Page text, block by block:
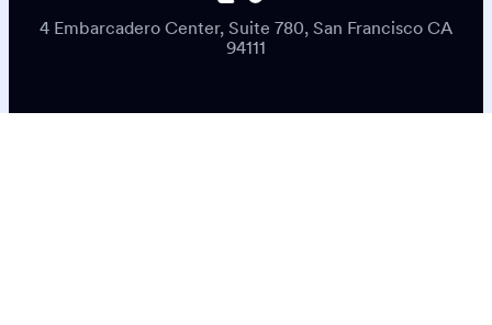
4 Embarcadero Center, Suite 780, San Francisco CA
94111